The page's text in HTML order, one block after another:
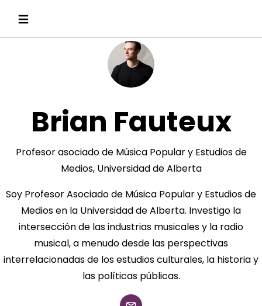
Brian Fauteux
Profesor asociado de Música Popular y Estudios de
Medios, Universidad de Alberta
Soy Profesor Asociado de Música Popular y Estudios de
Medios en la Universidad de Alberta. Investigo la
intersección de las industrias musicales y la radio
musical, a menudo desde las perspectivas
interrelacionadas de los estudios culturales, la historia y
las políticas públicas.